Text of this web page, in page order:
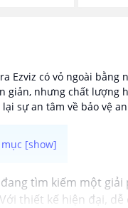
Ezviz có vỏ ngoài
giản, nhưng chất lượng
lại sự an tâm về bảo vệ
tìm kiếm một giải
thiết kế hiện đại,